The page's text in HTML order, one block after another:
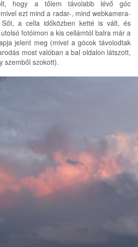
hogy a tőlem távolabb lévő góc
ezt mind a radar-, mind webkamera-
Sőt, a cella időközben ketté is vált, és
fotóimon a kis cellámtól balra már a
jelent meg (mivel a gócok távolodtak
most valóban a bal oldalon látszott,
szemből szokott).